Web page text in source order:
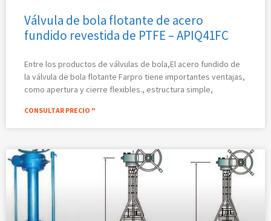
Válvula de bola flotante de acero
fundido revestida de PTFE – APIQ41FC
Entre los productos de válvulas de bola,El acero fundido de
la válvula de bola flotante Farpro tiene importantes ventajas,
como apertura y cierre flexibles., estructura simple,
CONSULTAR PRECIO "